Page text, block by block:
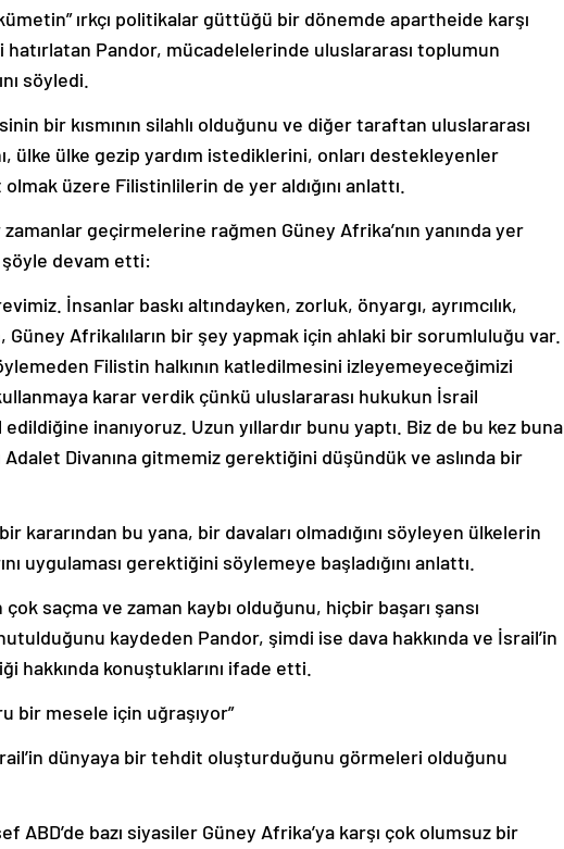
ırkçı politikalar güttüğü bir dönemde apartheide karşı
Pandor, mücadelelerinde uluslararası toplumun
söyledi.
bir kısmının silahlı olduğunu ve diğer taraftan uluslararası
ülke ülke gezip yardım istediklerini, onları destekleyenler
üzere Filistinlilerin de yer aldığını anlattı.
geçirmelerine rağmen Güney Afrika’nın yanında yer
şöyle devam etti:
İnsanlar baskı altındayken, zorluk, önyargı, ayrımcılık,
Güney Afrikalıların bir şey yapmak için ahlaki bir sorumluluğu var.
Filistin halkının katledilmesini izleyemeyeceğimizi
karar verdik çünkü uluslararası hukukun İsrail
inanıyoruz. Uzun yıllardır bunu yaptı. Biz de bu kez buna
Adalet Divanına gitmemiz gerektiğini düşündük ve aslında bir
kararından bu yana, bir davaları olmadığını söyleyen ülkelerin
uygulaması gerektiğini söylemeye başladığını anlattı.
saçma ve zaman kaybı olduğunu, hiçbir başarı şansı
kaydeden Pandor, şimdi ise dava hakkında ve İsrail’in
hakkında konuştuklarını ifade etti.
bir mesele için uğraşıyor”
dünyaya bir tehdit oluşturduğunu görmeleri olduğunu
ABD’de bazı siyasiler Güney Afrika’ya karşı çok olumsuz bir